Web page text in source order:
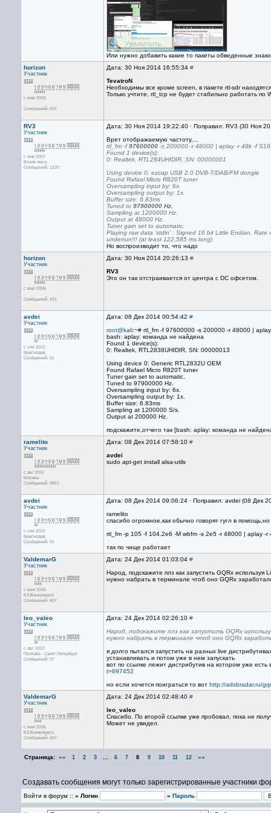
Или нужно добавить какие то пакеты обведенные
horizon
Участник
с мар 2006
.
Сообщений: 431
Дата: 30 Ноя 2014 16:55:34 #
TevatroN
Необходимы все кроме screen, в пакете rtl-sdr
Только учтите, rtl_tcp не будет стабильно работать по
RV3
Участник
с янв 2007
Возле леса
Сообщений: 1220
Дата: 30 Ноя 2014 19:22:40 · Поправил: RV3 (30 Ноя
Врет отображаемую частоту....
rtl_fm -f97600000 -s 200000 -r 48000 | aplay -r 48k -f
Found 1 device(s):
0: Realtek, RTL284UHIDIR, SN: 00000001
Using device 0: ezcap USB 2.0 DVB-T/DAB/FM dongle
Found Rafael Micro R820T tuner
Oversampling input by: 6x.
Oversampling output by: 1x.
Buffer size: 6.83ms
Tuned to 97900000 Hz.
Sampling at 1200000 Hz.
Output at 48000 Hz.
Tuner gain set to automatic.
Playing raw data 'stdin' : Signed 16 bit Little Endian, Rate
underrun!!! (at least 122,585 ms long)
Но воспроизводит то, что надо
horizon
Участник
с мар 2006
.
Сообщений: 431
Дата: 30 Ноя 2014 20:26:13 #
RV3
Это он так отстраивается от центра с DC офсетом.
avdei
Участник
с сен 2012
Краснодар
Сообщений: 91
Дата: 08 Дек 2014 00:54:42 #
root@kali:~# rtl_fm -f 97600000 -s 200000 -r 48000 |
bash: aplay: команда не найдена
Found 1 device(s):
0: Realtek, RTL2838UHIDIR, SN: 00000013
Using device 0: Generic RTL2832U OEM
Found Rafael Micro R820T tuner
Tuner gain set to automatic.
Tuned to 97900000 Hz.
Oversampling input by: 6x.
Oversampling output by: 1x.
Buffer size: 6.83ms
Sampling at 1200000 S/s.
Output at 200000 Hz.
подскажите,отчего так [bash: aplay: команда не
ramelito
Участник
с авг 2011
Москва
Сообщений: 3841
Дата: 08 Дек 2014 07:58:10 #
avdei
sudo apt-get install alsa-utils
avdei
Участник
с сен 2012
Краснодар
Сообщений: 91
Дата: 08 Дек 2014 09:06:24 · Поправил: avdei (08 Дек
ramelito
спасибо огромное,как обычно говорят гугл в
rtl_fm -p 105 -f 104.2e6 -M wbfm -s 2e5 -r 48000 | aplay -r
так по чище работает
ValdemarG
Участник
с мая 2006
KZ-Ванкуверск
Сообщений: 407
Дата: 24 Дек 2014 01:03:04 #
Народ, подскажите плз как запустить GQRx используя
нужно набрать в терминале чтоб оно GQRx
leo_valeo
Участник
с авг 2012
Полтава - Санкт Петербург
Сообщений: 37
Дата: 24 Дек 2014 02:26:10 #
Народ, подскажите плз как запустить GQRx
нужно набрать в терминале чтоб оно GQRx
я долго пытался запустить на разных live
устанавливать и потом уже в нем запускать
вот по ссылке лежит дистрибутив на котором уже
t=697452
но если хочется поиграться то вот http://adsbradar.ru/
ValdemarG
Участник
с мая 2006
KZ-Ванкуверск
Сообщений: 407
Дата: 24 Дек 2014 02:48:40 #
leo_valeo
Спасибо. По второй ссылке уже пробовал, пока не
Может не увидел.
Страница: «« 1 2 3 6 7 8 9 10 11 12 »»
Создавать сообщения могут только зарегистрированные участники
Войти в форум :: » Логин » Пароль